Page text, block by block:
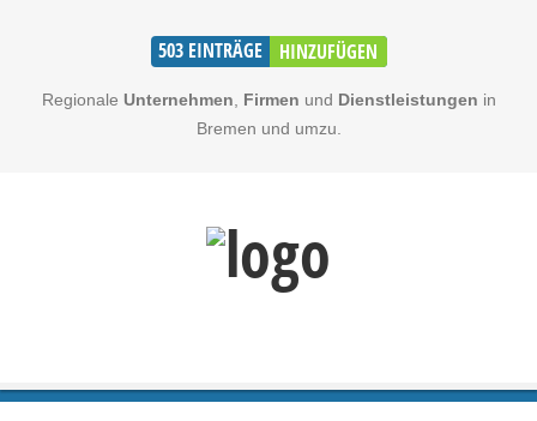
503 EINTRÄGE HINZUFÜGEN
Regionale Unternehmen Firmen und Dienstleistungen in
Bremen und umzu.